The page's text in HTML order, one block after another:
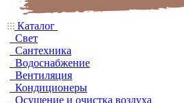
Каталог
Свет
Сантехника
Водоснабжение
Вентиляция
Кондиционеры
Осушение и очистка воздуха